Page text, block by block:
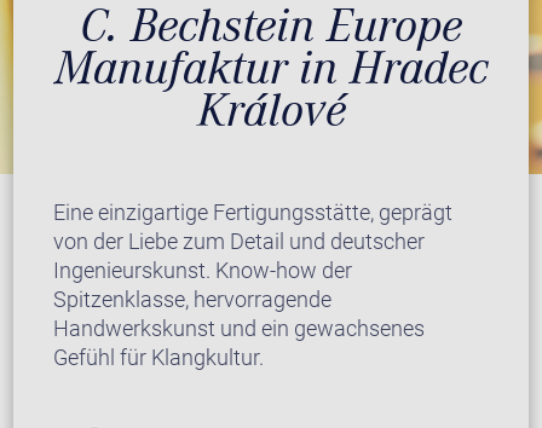
C. Bechstein Europe
Manufaktur in Hradec
Králové
Eine einzigartige Fertigungsstätte, geprägt
von der Liebe zum Detail und deutscher
Ingenieurskunst. Know-how der
Spitzenklasse, hervorragende
Handwerkskunst und ein gewachsenes
Gefühl für Klangkultur.